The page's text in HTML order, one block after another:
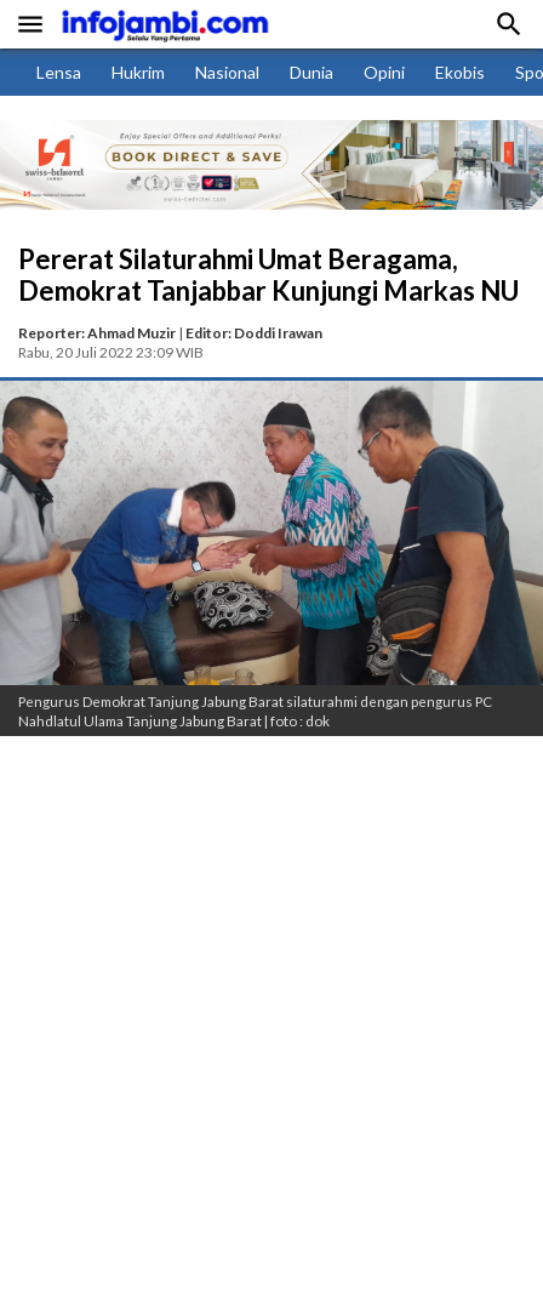
 
Lensa Hukrim Nasional Dunia Opini Ekobis
Pererat Silaturahmi Umat Beragama,
Demokrat Tanjabbar Kunjungi Markas NU
Reporter: Ahmad Muzir | Editor: Doddi Irawan
Rabu, 20 Juli 2022 23:09 WIB
Pengurus Demokrat Tanjung Jabung Barat silaturahmi dengan pengurus PC
Nahdlatul Ulama Tanjung Jabung Barat | foto : dok